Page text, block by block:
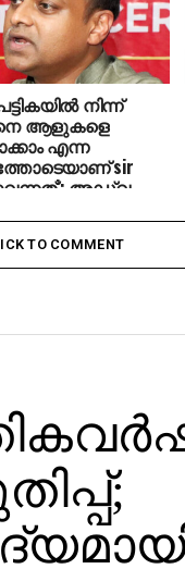
നിന്ന്
ആളുകളെ
എന്ന
sir
അഡ്വ.
TO COMMENT